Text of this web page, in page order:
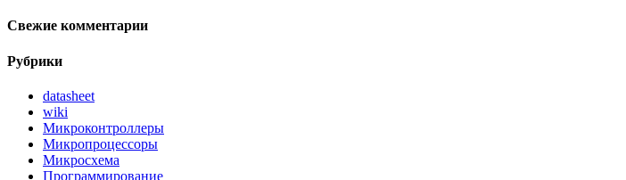
Свежие комментарии
Рубрики
datasheet
wiki
Микроконтроллеры
Микропроцессоры
Микросхема
Программирование